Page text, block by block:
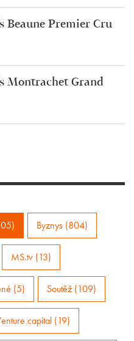
Beaune Premier Cru
Montrachet Grand
Byznys (804)
MS.tv (13)
(5) Soutěž (109)
capital (19)